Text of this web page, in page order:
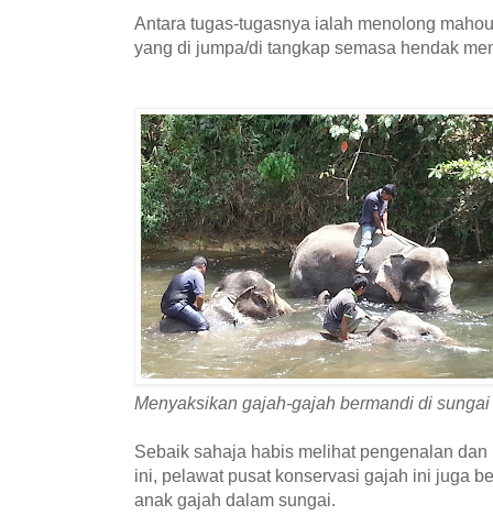
Antara tugas-tugasnya ialah menolong
yang di jumpa/di tangkap semasa hendak
Menyaksikan gajah-gajah bermandi di
Sebaik sahaja habis melihat pengenalan
ini, pelawat pusat konservasi gajah ini juga
anak gajah dalam sungai.